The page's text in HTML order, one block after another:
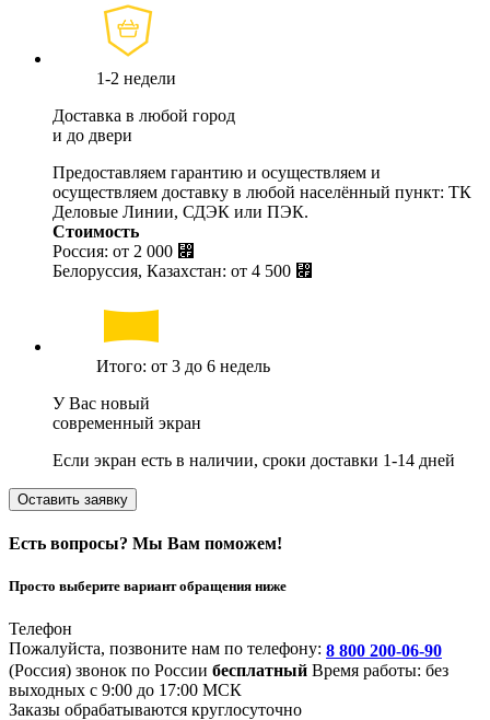
1-2 недели
Доставка в любой город
и до двери
Предоставляем гарантию и осуществляем и
осуществляем доставку в любой населённый пункт: ТК
Деловые Линии, СДЭК или ПЭК.
Стоимость
Россия: от 2 000 ⃏
Белоруссия, Казахстан: от 4 500 ⃏
Итого: от 3 до 6 недель
У Вас новый
современный экран
Если экран есть в наличии, сроки доставки 1-14 дней
Оставить заявку
Есть вопросы? Мы Вам поможем!
Просто выберите вариант обращения ниже
Телефон
Пожалуйста, позвоните нам по телефону: 8 800 200-06-90
(Россия) звонок по России бесплатный Время работы: без
выходных с 9:00 до 17:00 МСК
Заказы обрабатываются круглосуточно